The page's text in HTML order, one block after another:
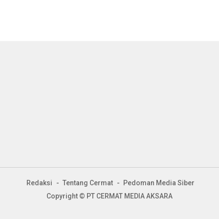
Redaksi Tentang Cermat
Pedoman Media Siber
Copyright © PT CERMAT MEDIA AKSARA